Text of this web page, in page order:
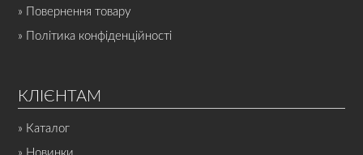
» Повернення товару
» Політика конфіденційності
КЛІЄНТАМ
» Каталог